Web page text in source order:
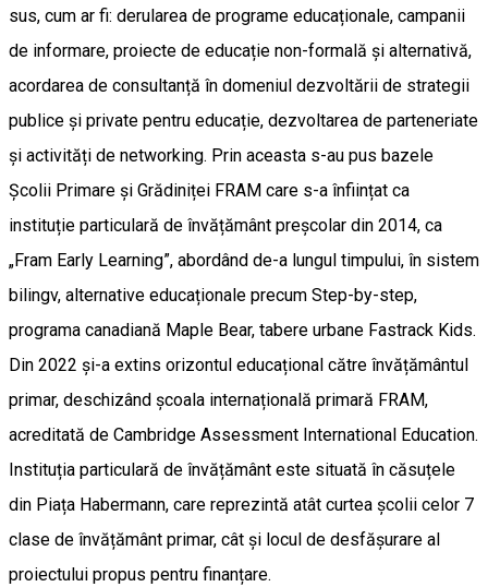
sus, cum ar fi: derularea de programe educaționale, campanii
de informare, proiecte de educație non-formală și alternativă,
acordarea de consultanță în domeniul dezvoltării de strategii
publice și private pentru educație, dezvoltarea de parteneriate
și activități de networking. Prin aceasta s-au pus bazele
Școlii Primare și Grădiniței FRAM care s-a înființat ca
instituție particulară de învățământ preșcolar din 2014, ca
„Fram Early Learning”, abordând de-a lungul timpului, în sistem
bilingv, alternative educaționale precum Step-by-step,
programa canadiană Maple Bear, tabere urbane Fastrack Kids.
Din 2022 și-a extins orizontul educațional către învățământul
primar, deschizând școala internațională primară FRAM,
acreditată de Cambridge Assessment International Education.
Instituția particulară de învățământ este situată în căsuțele
din Piața Habermann, care reprezintă atât curtea școlii celor 7
clase de învățământ primar, cât și locul de desfășurare al
proiectului propus pentru finanțare.